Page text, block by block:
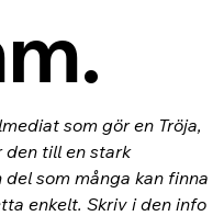
som gör en Tröja,
den till en stark
som många kan finna
enkelt. Skriv i den info